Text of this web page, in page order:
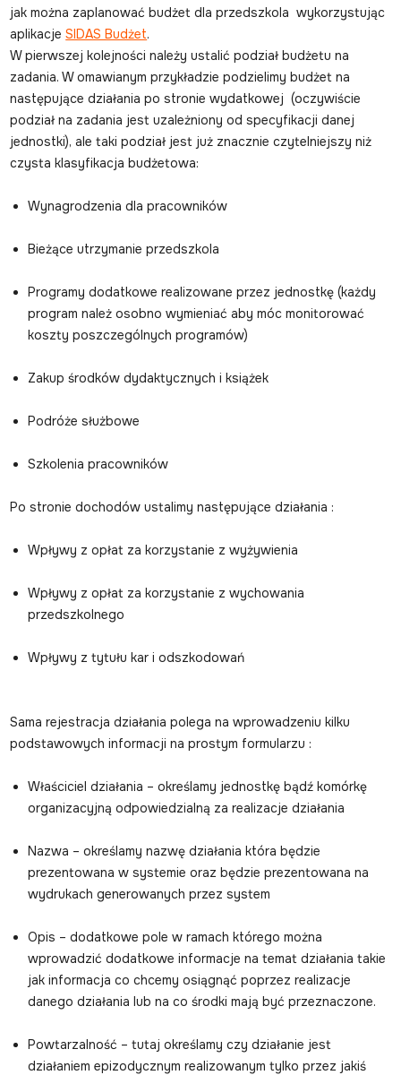
jak można zaplanować budżet dla przedszkola wykorzystując
aplikacjeSIDAS Budżet.
W pierwszej kolejności należy ustalić podział budżetu na
zadania. W omawianym przykładzie podzielimy budżet na
następujące działania po stronie wydatkowej (oczywiście
podział na zadania jest uzależniony od specyfikacji danej
jednostki), ale taki podział jest już znacznie czytelniejszy niż
czysta klasyfikacja budżetowa:
Wynagrodzenia dla pracowników
Bieżące utrzymanie przedszkola
Programy dodatkowe realizowane przez jednostkę (każdy
program należ osobno wymieniać aby móc monitorować
koszty poszczególnych programów)
Zakup środków dydaktycznych i książek
Podróże służbowe
Szkolenia pracowników
Po stronie dochodów ustalimy następujące działania :
Wpływy z opłat za korzystanie z wyżywienia
Wpływy z opłat za korzystanie z wychowania
przedszkolnego
Wpływy z tytułu kar i odszkodowań
Sama rejestracja działania polega na wprowadzeniu kilku
podstawowych informacji na prostym formularzu :
Właściciel działania – określamy jednostkę bądź komórkę
organizacyjną odpowiedzialną za realizacje działania
Nazwa – określamy nazwę działania która będzie
prezentowana w systemie oraz będzie prezentowana na
wydrukach generowanych przez system
Opis – dodatkowe pole w ramach którego można
wprowadzić dodatkowe informacje na temat działania takie
jak informacja co chcemy osiągnąć poprzez realizacje
danego działania lub na co środki mają być przeznaczone.
Powtarzalność – tutaj określamy czy działanie jest
działaniem epizodycznym realizowanym tylko przez jakiś